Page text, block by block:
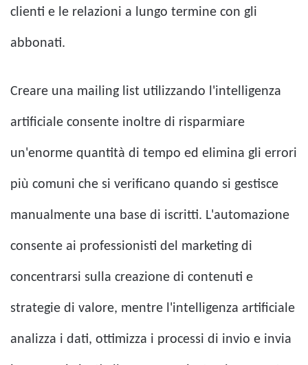
clienti e le relazioni a lungo termine con gli
abbonati.
Creare una mailing list utilizzando l'intelligenza
artificiale consente inoltre di risparmiare
un'enorme quantità di tempo ed elimina gli errori
più comuni che si verificano quando si gestisce
manualmente una base di iscritti. L'automazione
consente ai professionisti del marketing di
concentrarsi sulla creazione di contenuti e
strategie di valore, mentre l'intelligenza artificiale
analizza i dati, ottimizza i processi di invio e invia